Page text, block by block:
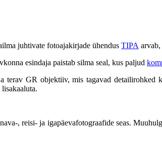
juhtivate fotoajakirjade ühendus TIPA arvab,
esindaja paistab silma seal, kus paljud
terav GR objektiiv, mis tagavad
, reisi- ja igapäevafotograafide seas.